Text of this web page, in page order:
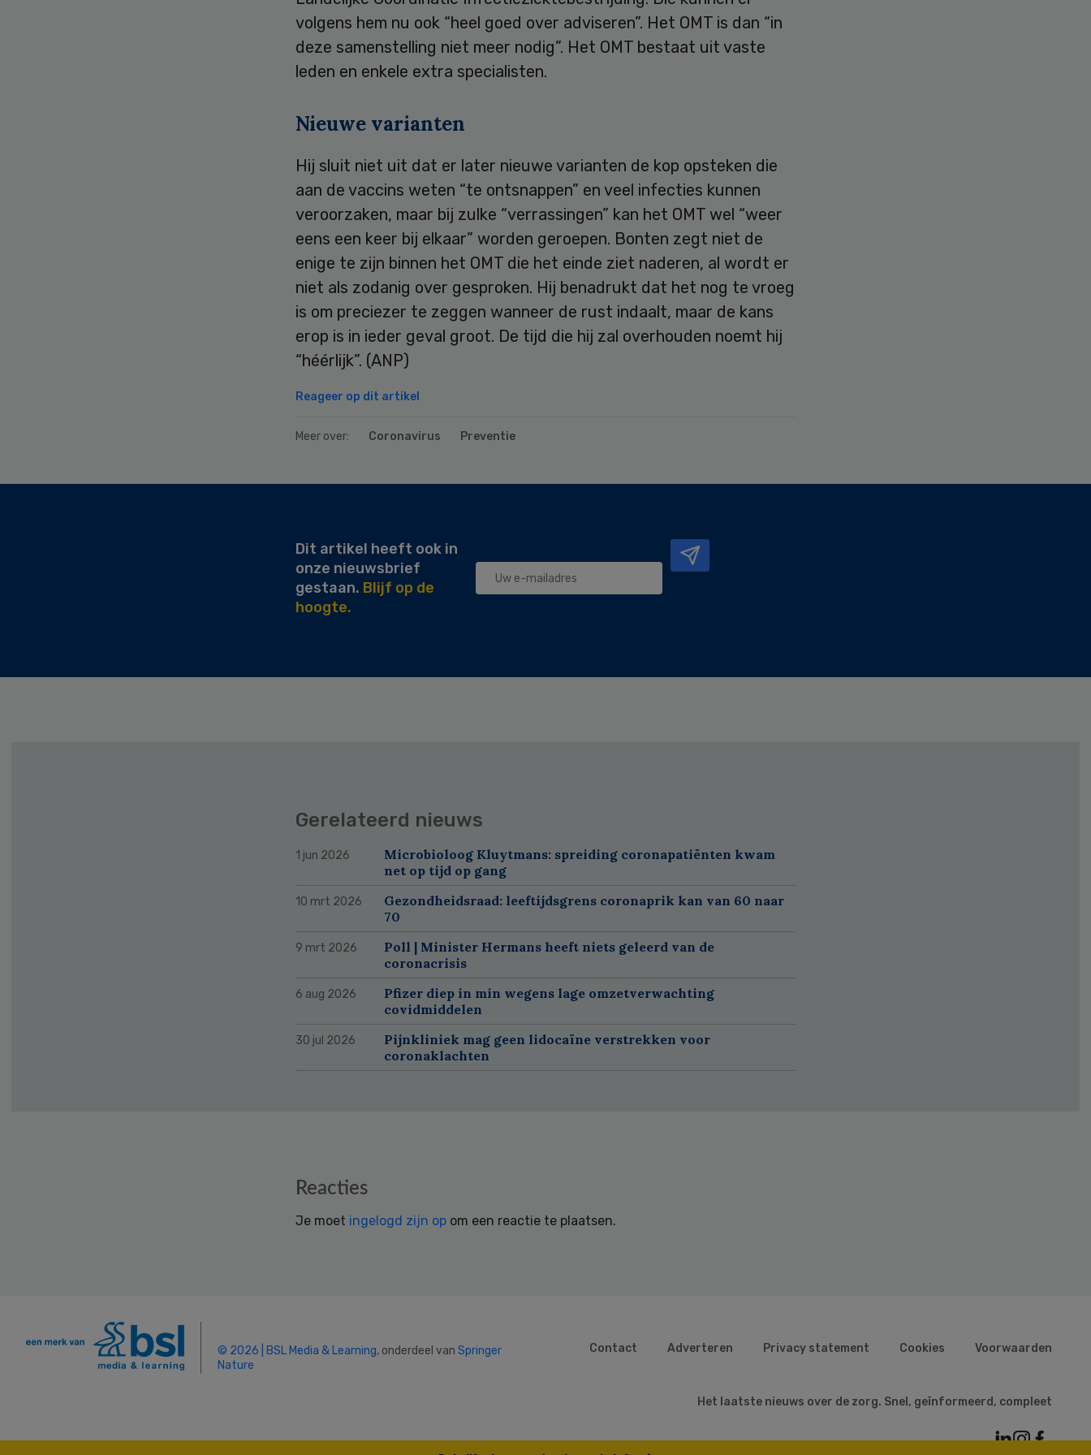
volgens hem nu ook “heel goed over adviseren”. Het OMT is dan “in
deze samenstelling niet meer nodig”. Het OMT bestaat uit vaste
leden en enkele extra specialisten.
Nieuwe varianten
Hij sluit niet uit dat er later nieuwe varianten de kop opsteken die
aan de vaccins weten “te ontsnappen” en veel infecties kunnen
veroorzaken, maar bij zulke “verrassingen” kan het OMT wel “weer
eens een keer bij elkaar” worden geroepen. Bonten zegt niet de
enige te zijn binnen het OMT die het einde ziet naderen, al wordt er
niet als zodanig over gesproken. Hij benadrukt dat het nog te vroeg
is om preciezer te zeggen wanneer de rust indaalt, maar de kans
erop is in ieder geval groot. De tijd die hij zal overhouden noemt hij
“héérlijk”. (ANP)
Reageer op dit artikel
Meer over: Coronavirus Preventie
Dit artikel heeft ook in
onze nieuwsbrief
gestaan. Blijf op de
hoogte.
Gerelateerd nieuws
1 jun 2026
Microbioloog Kluytmans: spreiding coronapatiënten kwam
net op tijd op gang
10 mrt 2026
Gezondheidsraad: leeftijdsgrens coronaprik kan van 60 naar
70
9 mrt 2026
Poll | Minister Hermans heeft niets geleerd van de
coronacrisis
6 aug 2026
Pfizer diep in min wegens lage omzetverwachting
covidmiddelen
30 jul 2026
Pijnkliniek mag geen lidocaïne verstrekken voor
coronaklachten
Reacties
Je moet ingelogd zijn op om een reactie te plaatsen.
© 2026 | BSL Media & Learning, onderdeel van Springer
Nature
Contact Adverteren Privacy statement Cookies Voorwaarden
Het laatste nieuws over de zorg. Snel, geïnformeerd, compleet